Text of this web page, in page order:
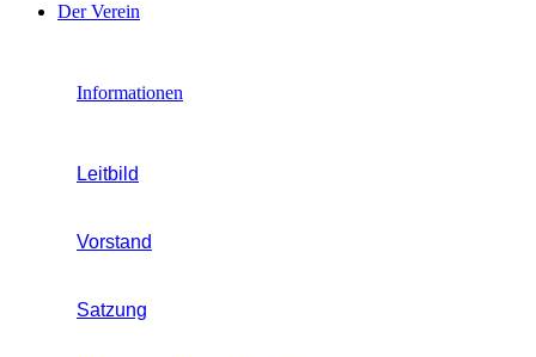
Der Verein
Informationen
Leitbild
Vorstand
Satzung